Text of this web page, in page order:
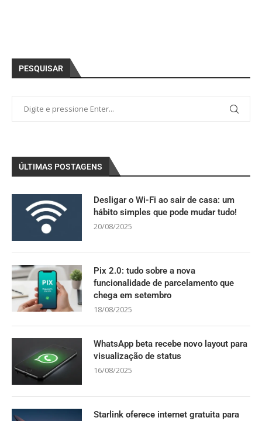
PESQUISAR
ÚLTIMAS POSTAGENS
Desligar o Wi-Fi ao sair de casa: um
hábito simples que pode mudar tudo!
20/08/2025
Pix 2.0: tudo sobre a nova
funcionalidade de parcelamento que
chega em setembro
18/08/2025
WhatsApp beta recebe novo layout para
visualização de status
16/08/2025
Starlink oferece internet gratuita para